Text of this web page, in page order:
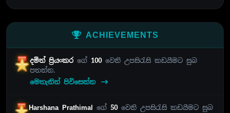
ACHIEVEMENTS
දමිත් ප්‍රියංකරගේ 100වෙනි උපසිරැසි කඩයීමට සුබ
පතන්න.
මෙතැනින් පිවිසෙන්න
Harshana Prathimal ගේ 50වෙනි උපසිරැසි කඩයීමට සුබ